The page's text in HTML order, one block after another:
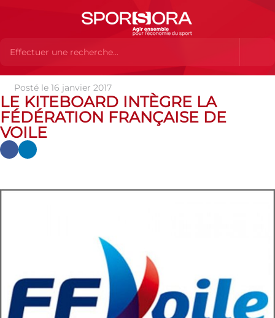
Actualités Actualités
Kiteboard intègre la Fédération Française de Voile
Posté le 16 janvier 2017
LE KITEBOARD INTÈGRE LA
FÉDÉRATION FRANÇAISE DE
VOILE